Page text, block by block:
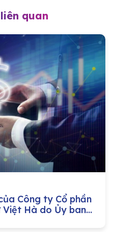
quan
Công ty Cổ phần
Hà do Ủy ban